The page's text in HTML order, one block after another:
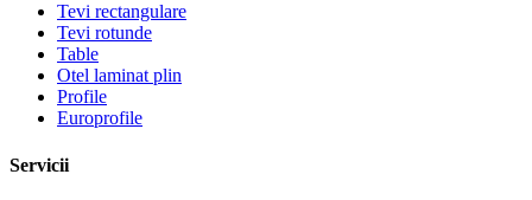
Tevi rectangulare
Tevi rotunde
Table
Otel laminat plin
Profile
Europrofile
Servicii